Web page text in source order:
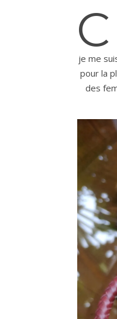
C
je me
pour la
des